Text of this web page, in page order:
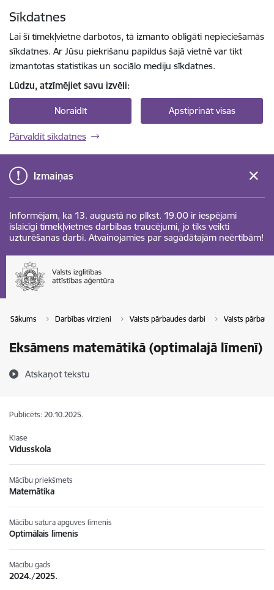
Sīkdatnes
Lai šī tīmekļvietne darbotos, tā izmanto obligāti nepieciešamās
sīkdatnes. Ar Jūsu piekrišanu papildus šajā vietnē var tikt
izmantotas statistikas un sociālo mediju sīkdatnes.
Lūdzu, atzīmējiet savu izvēli:
Noraidīt Apstiprināt visas
Pārvaldīt sīkdatnes
Izmaiņas
Informējam, ka 13. augustā no plkst. 19.00 ir iespējami
īslaicīgi tīmekļvietnes darbības traucējumi, jo tiks veikti
uzturēšanas darbi. Atvainojamies par sagādātajām neērtībām!
Sākums Darbības virzieni Valsts pārbaudes darbi Valsts
Eksāmens matemātikā (optimalajā līmenī)
Atskaņot tekstu
Publicēts: 20.10.2025.
Klase
Vidusskola
Mācību priekšmets
Matemātika
Mācību satura apguves līmenis
Optimālais līmenis
Mācību gads
2024./2025.